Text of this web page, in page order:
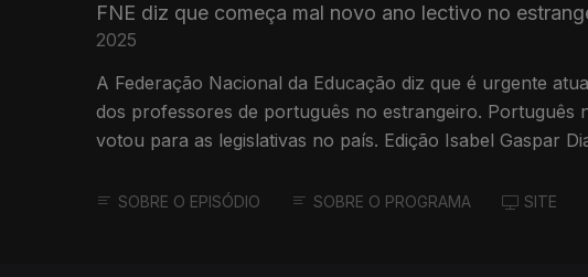
FNE diz que começa mal novo ano lectivo no
2025
A Federação Nacional da Educação diz que é urgente
dos professores de português no estrangeiro. Português
votou para as legislativas no país. Edição Isabel Gaspar
SOBRE O EPISÓDIO SOBRE O PROGRAMA SITE